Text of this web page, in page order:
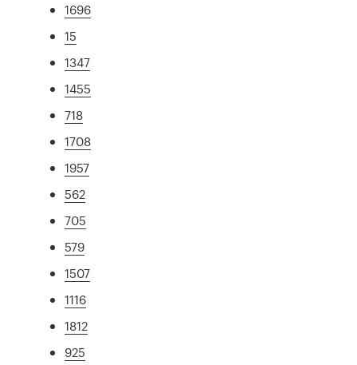
1696
15
1347
1455
718
1708
1957
562
705
579
1507
1116
1812
925